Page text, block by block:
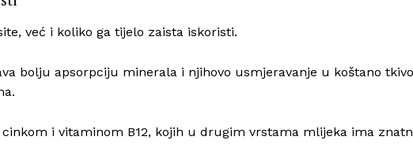
već i koliko ga tijelo zaista iskoristi.
bolju apsorpciju minerala i njihovo usmjeravanje u koštano
i vitaminom B12, kojih u drugim vrstama mlijeka ima